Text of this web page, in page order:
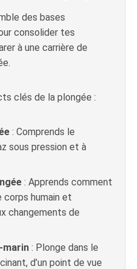
des bases
consolider tes
à une carrière de
clés de la plongée :
: Comprends le
sous pression et à
: Apprends comment
corps humain et
changements de
marin : Plonge dans le
d’un point de vue